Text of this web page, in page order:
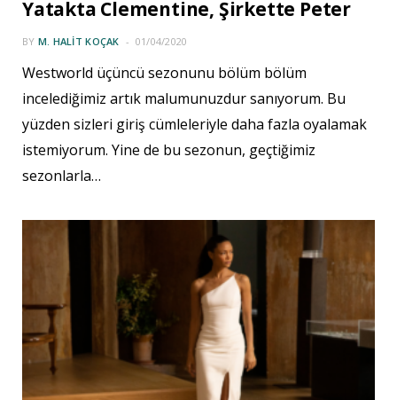
Yatakta Clementine, Şirkette Peter
BY M. HALIT KOÇAK 01/04/2020
Westworld üçüncü sezonunu bölüm bölüm
incelediğimiz artık malumunuzdur sanıyorum. Bu
yüzden sizleri giriş cümleleriyle daha fazla oyalamak
istemiyorum. Yine de bu sezonun, geçtiğimiz
sezonlarla…